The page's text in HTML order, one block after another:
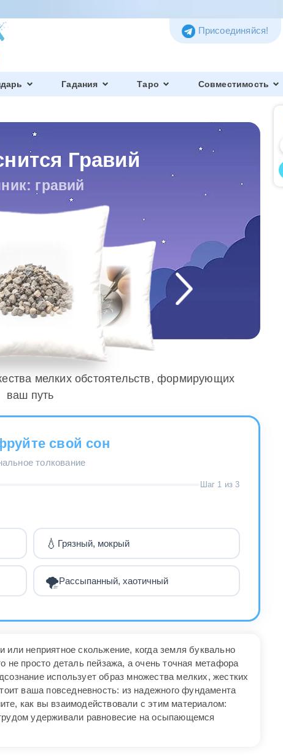
Присоединяйся!
Гадания Таро Совместимость
Гравий
гравий
мелких обстоятельств, формирующих
ваш путь
свой сон
толкование
Шаг 1 из 3
💧 Грязный, мокрый
🌪️Рассыпанный, хаотичный
или неприятное скольжение, когда земля буквально
не просто деталь пейзажа, а очень точная метафора
использует образ множества мелких, жестких
ваша повседневность: из надежного фундамента
как вы взаимодействовали с этим материалом:
удерживали равновесие на осыпающемся